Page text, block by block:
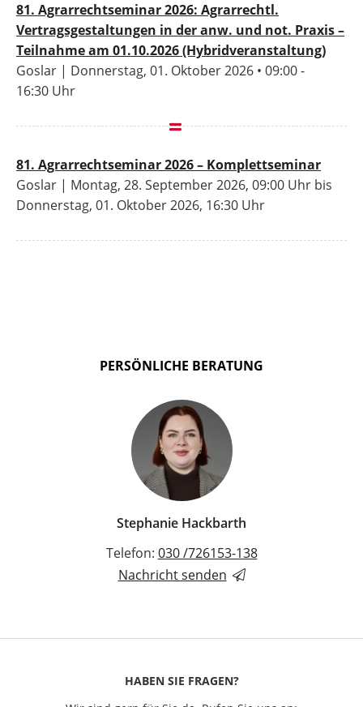
81. Agrarrechtseminar 2026: Agrarrechtl.
Vertragsgestaltungen in der anw. und not. Praxis –
Teilnahme am 01.10.2026 (Hybridveranstaltung)
Goslar | Donnerstag, 01. Oktober 2026 • 09:00 -
16:30 Uhr
81. Agrarrechtseminar 2026 – Komplettseminar
Goslar | Montag, 28. September 2026, 09:00 Uhr bis
Donnerstag, 01. Oktober 2026, 16:30 Uhr
PERSÖNLICHE BERATUNG
Stephanie Hackbarth
Telefon: 030 /726153-138
Nachricht senden
HABEN SIE FRAGEN?